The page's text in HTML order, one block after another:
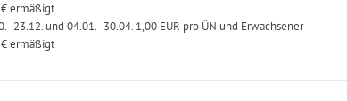
ermäßigt
und 04.01.–30.04. 1,00 EUR pro ÜN und Erwachsener
ermäßigt